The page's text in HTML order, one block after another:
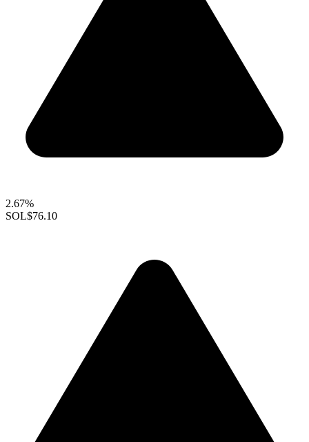
2.67%
SOL$76.10